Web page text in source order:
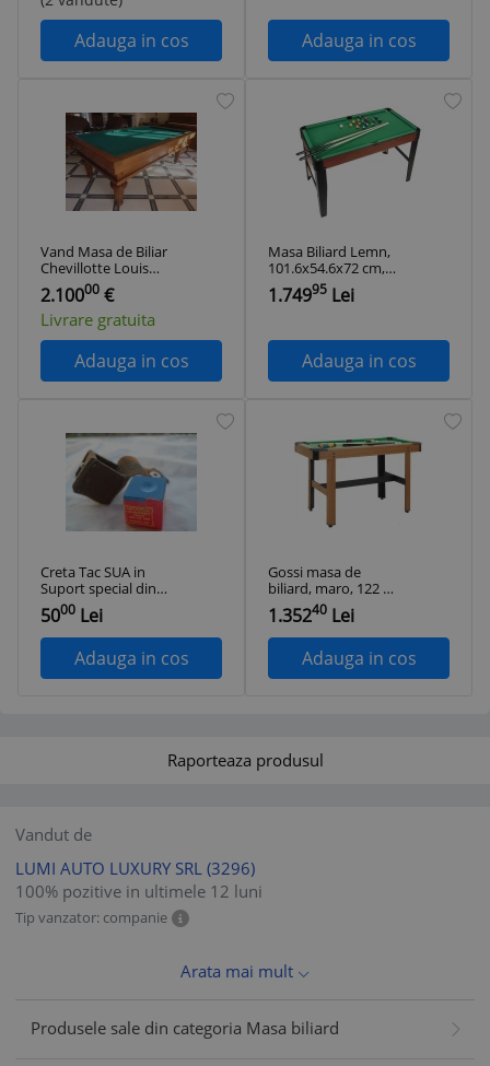
Adauga in cos Adauga in cos
Vand Masa de Biliar
Chevillotte Louis
XVI
2.10000 €
Livrare gratuita
Adauga in cos
Masa Biliard Lemn,
101.6x54.6x72 cm,
Verde
1.74995 Lei
Adauga in cos
Creta Tac SUA in
Suport special din
Piele intoarsa de la
Turneul National (
The World's Best ),
nefolosita, Piesa de
Colectie
5000 Lei
Adauga in cos
Gossi masa de
biliard, maro, 122 x
61 x 76 cm
1.35240 Lei
Adauga in cos
Raporteaza produsul
Vandut de
LUMI AUTO LUXURY SRL (3296)
100% pozitive in ultimele 12 luni
Tip vanzator: companie
Arata mai mult
Produsele sale din categoria Masa biliard